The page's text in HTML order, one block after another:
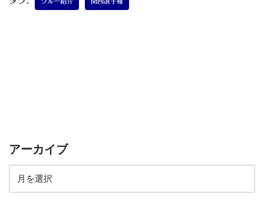
アーカイブ